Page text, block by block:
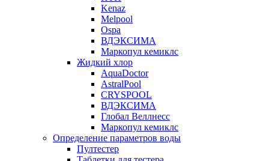
Kenaz
Melpool
Ospa
ВДЭКСИМА
Маркопул кемиклс
Жидкий хлор
AquaDoctor
AstralPool
CRYSPOOL
ВДЭКСИМА
Глобал Веллнесс
Маркопул кемиклс
Определение параметров воды
Пултестер